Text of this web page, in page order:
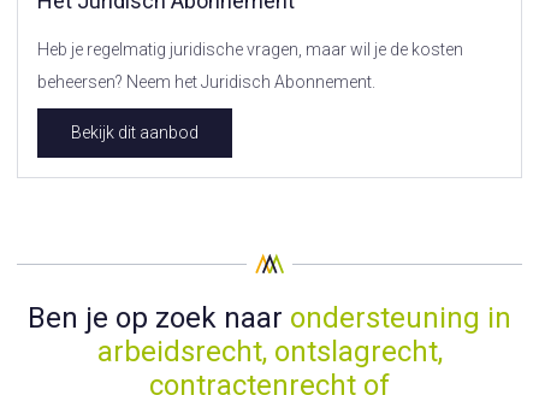
Heb je regelmatig juridische vragen, maar wil je de kosten
beheersen? Neem het Juridisch Abonnement.
Bekijk dit aanbod
Ben je op zoek naar ondersteuning in
arbeidsrecht, ontslagrecht,
contractenrecht of